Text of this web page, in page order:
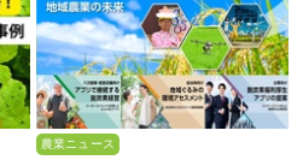
農業ニュース